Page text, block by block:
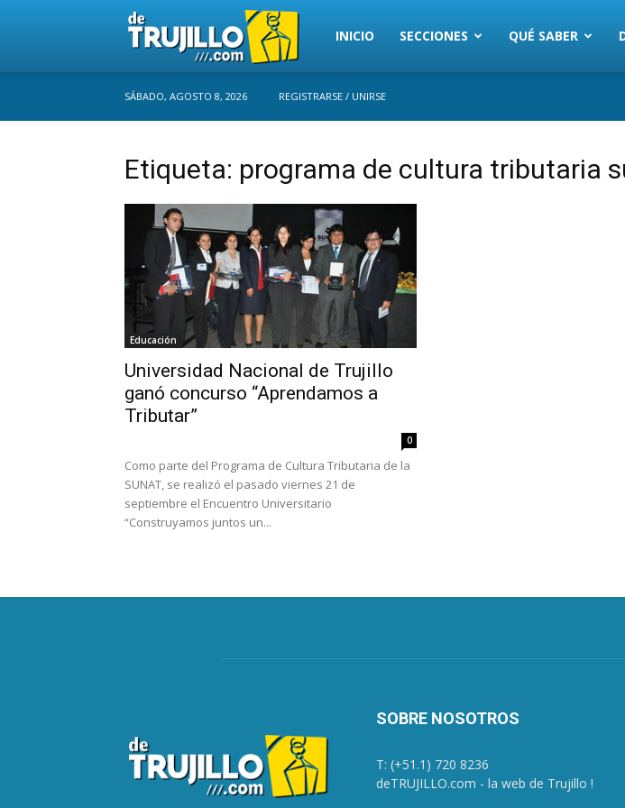
Trujillo
INICIO SECCIONES QUÉ SABER
SÁBADO, AGOSTO 8, 2026 REGISTRARSE / UNIRSE
Etiqueta: programa de cultura tributaria
Educación
Universidad Nacional de Trujillo
ganó concurso “Aprendamos a
Tributar”
0
Como parte del Programa de Cultura Tributaria de la
SUNAT, se realizó el pasado viernes 21 de
septiembre el Encuentro Universitario
“Construyamos juntos un...
SOBRE NOSOTROS
T: (+51.1) 720 8236
deTRUJILLO.com - la web de Trujillo !